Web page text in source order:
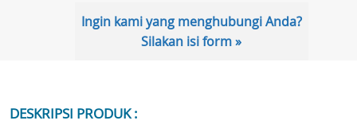
Ingin kami yang menghubungi Anda?
Silakan isi form »
DESKRIPSI PRODUK :